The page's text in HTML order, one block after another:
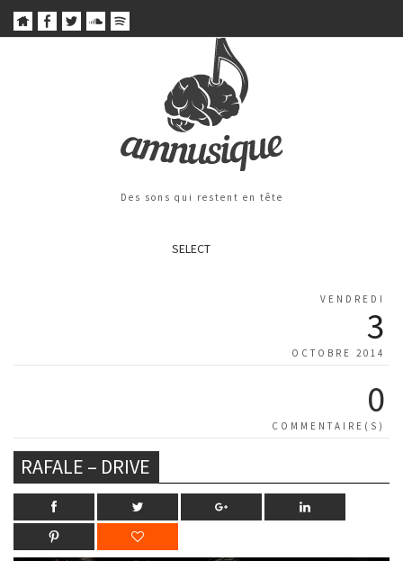
Des sons qui restent en tête
SELECT
VENDREDI
3
OCTOBRE 2014
0
COMMENTAIRE(S)
RAFALE – DRIVE